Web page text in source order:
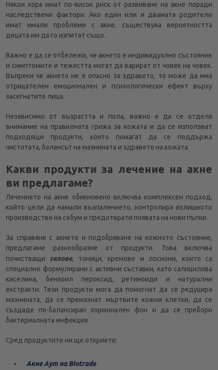
Някои хора имат по-висок риск от развиване на акне поради
наследствени фактори. Ако един или и двамата родители
имат имали проблеми с акне, съществува вероятността
децата им да го изпитат също.
Важно е да се отбележи, че акнето е индивидуално състояние
и симптомите и тежестта могат да варират от човек на човек.
Въпреки че акнето не е опасно за здравето, то може да има
отрицателен емоционален и психологически ефект върху
засегнатите лица.
Независимо от възрастта и пола, важно е да се отделя
внимание на правилната грижа за кожата и да се използват
подходящи продукти, които помагат да се поддържа
чистотата, балансът на мазнината и здравето на кожата.
Какви продукти за лечение на акне
ви предлагаме?
Лечението на акне обикновено включва комплексен подход,
който цели да намали възпалението, контролира излишното
производство на себум и предотврати появата на нови пъпки.
За справяне с акнето и подобряване на кожното състояние,
предлагаме разнообразие от продукти. Това включва
почистващи гелове, тоници, кремове и лосиони, които са
специално формулирани с активни съставки, като салицилова
киселина, бензоил пероксид, ретиноиди и натурални
екстракти. Тези продукти мога да помогнат да се редуцира
мазнината, да се премахнат мъртвите кожни клетки, да се
създаде по-балансиран хормонален фон и да се пребори
бактериалната инфекция.
Сред продуктите ни ще откриете:
Акне Аут на Biotrade